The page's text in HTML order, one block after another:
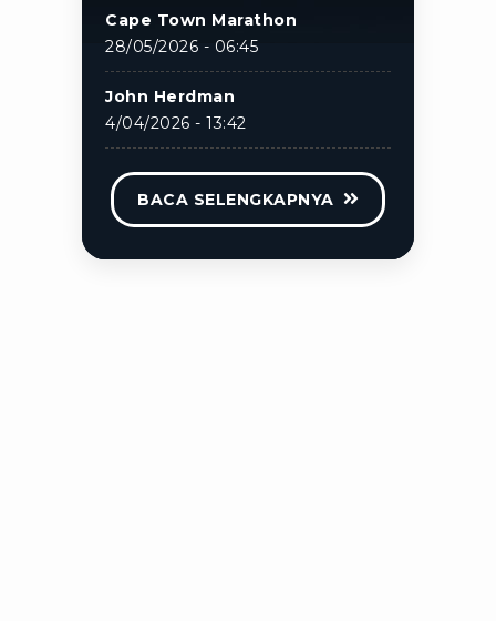
Cape Town Marathon
28/05/2026 - 06:45
John Herdman
4/04/2026 - 13:42
BACA SELENGKAPNYA